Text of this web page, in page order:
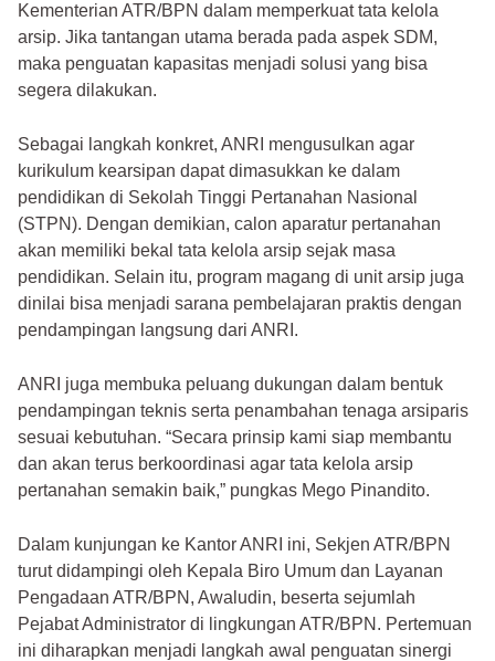
Kementerian ATR/BPN dalam memperkuat tata kelola
arsip. Jika tantangan utama berada pada aspek SDM,
maka penguatan kapasitas menjadi solusi yang bisa
segera dilakukan.
Sebagai langkah konkret, ANRI mengusulkan agar
kurikulum kearsipan dapat dimasukkan ke dalam
pendidikan di Sekolah Tinggi Pertanahan Nasional
(STPN). Dengan demikian, calon aparatur pertanahan
akan memiliki bekal tata kelola arsip sejak masa
pendidikan. Selain itu, program magang di unit arsip juga
dinilai bisa menjadi sarana pembelajaran praktis dengan
pendampingan langsung dari ANRI.
ANRI juga membuka peluang dukungan dalam bentuk
pendampingan teknis serta penambahan tenaga arsiparis
sesuai kebutuhan. “Secara prinsip kami siap membantu
dan akan terus berkoordinasi agar tata kelola arsip
pertanahan semakin baik,” pungkas Mego Pinandito.
Dalam kunjungan ke Kantor ANRI ini, Sekjen ATR/BPN
turut didampingi oleh Kepala Biro Umum dan Layanan
Pengadaan ATR/BPN, Awaludin, beserta sejumlah
Pejabat Administrator di lingkungan ATR/BPN. Pertemuan
ini diharapkan menjadi langkah awal penguatan sinergi